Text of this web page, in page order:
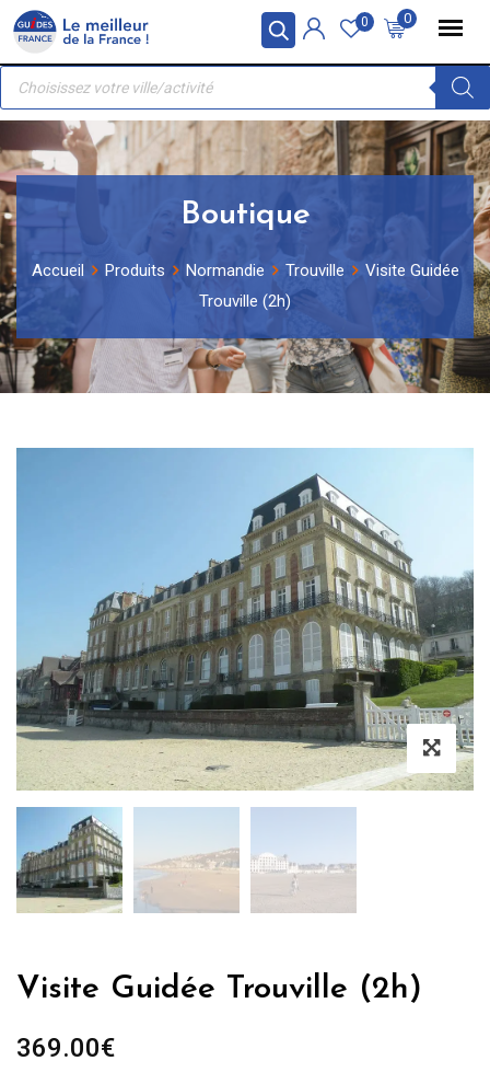
Panneau de gestion des cookies
Skip
content
0
0
Recherche
produits
Boutique
Accueil Produits Normandie Trouville
Visite Guidée
Trouville (2h)
Visite Guidée Trouville (2h)
369.00€